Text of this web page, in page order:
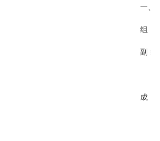
一、人
组 长
副 组
成 员